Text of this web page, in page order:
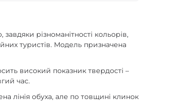
різноманітності кольорів,
туристів. Модель призначена
високий показник твердості –
час.
лінія обуха, але по товщині клинок